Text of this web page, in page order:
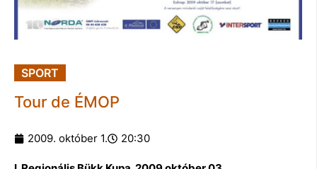
SPORT
Tour de ÉMOP
2009. október 1. 20:30